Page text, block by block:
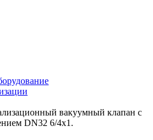
вакуумный клапан с
DN32 6/4x1.